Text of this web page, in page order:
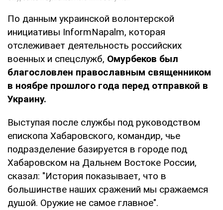
По данным украинской волонтерской
инициативы InformNapalm, которая
отслеживает деятельность российских
военных и спецслужб, Омурбеков был
благословлен православным священником
в ноябре прошлого года перед отправкой в ​​
Украину.
Выступая после службы под руководством
епископа Хабаровского, командир, чье
подразделение базируется в городе под
Хабаровском на Дальнем Востоке России,
сказал: "История показывает, что в
большинстве наших сражений мы сражаемся
душой. Оружие не самое главное".